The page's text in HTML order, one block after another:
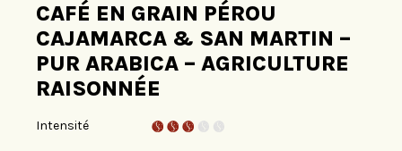
CAFÉ EN GRAIN PÉROU
CAJAMARCA & SAN MARTIN –
PUR ARABICA – AGRICULTURE
RAISONNÉE
Intensité